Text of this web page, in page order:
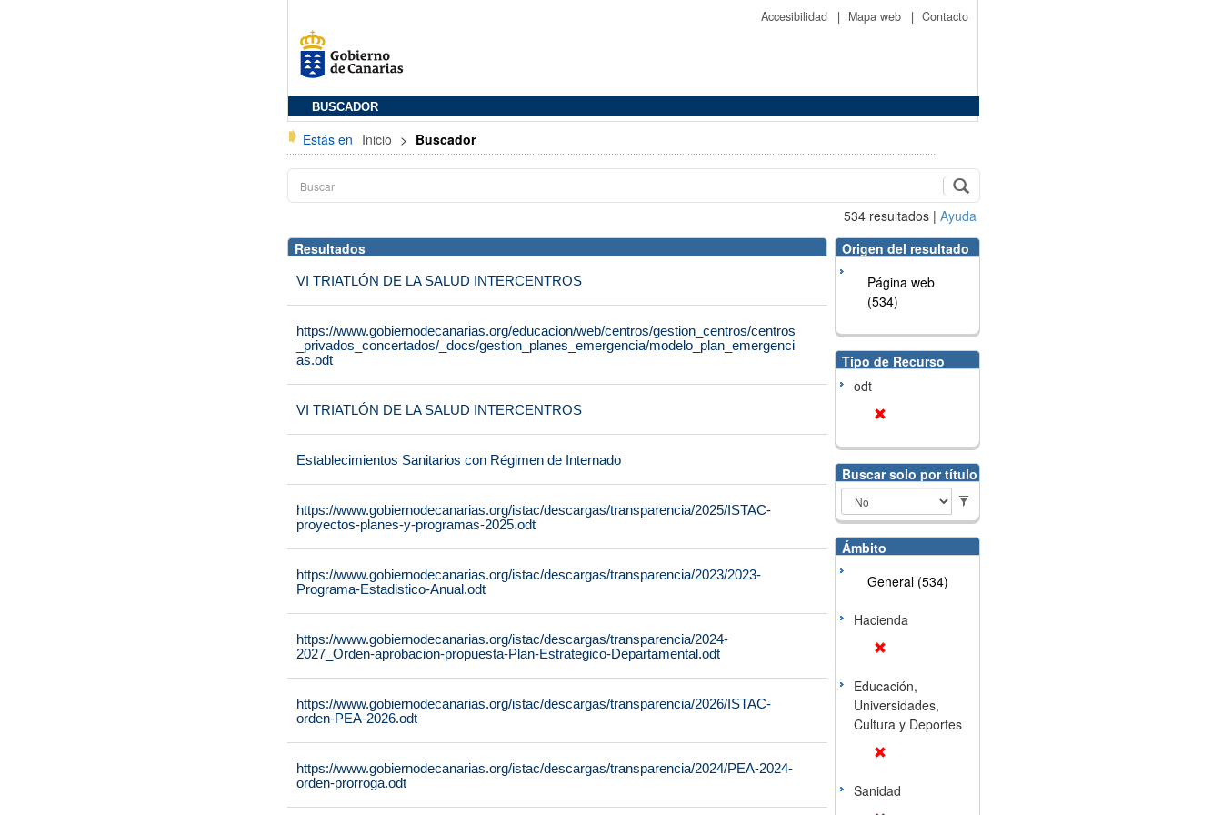
Accesibilidad | Mapa web | Contacto
BUSCADOR
Estás en Inicio > Buscador
534 resultados | Ayuda
Resultados
VI TRIATLÓN DE LA SALUD INTERCENTROS
https://www.gobiernodecanarias.org/educacion/web/centros/gestion_centros/centros
_privados_concertados/_docs/gestion_planes_emergencia/modelo_plan_emergenci
as.odt
VI TRIATLÓN DE LA SALUD INTERCENTROS
Establecimientos Sanitarios con Régimen de Internado
https://www.gobiernodecanarias.org/istac/descargas/transparencia/2025/ISTAC-
proyectos-planes-y-programas-2025.odt
https://www.gobiernodecanarias.org/istac/descargas/transparencia/2023/2023-
Programa-Estadistico-Anual.odt
https://www.gobiernodecanarias.org/istac/descargas/transparencia/2024-
2027_Orden-aprobacion-propuesta-Plan-Estrategico-Departamental.odt
https://www.gobiernodecanarias.org/istac/descargas/transparencia/2026/ISTAC-
orden-PEA-2026.odt
https://www.gobiernodecanarias.org/istac/descargas/transparencia/2024/PEA-2024-
orden-prorroga.odt
Origen del resultado
Página web
(534)
Tipo de Recurso
odt
Buscar solo por título
Ámbito
General (534)
Hacienda
Educación,
Universidades,
Cultura y Deportes
Sanidad